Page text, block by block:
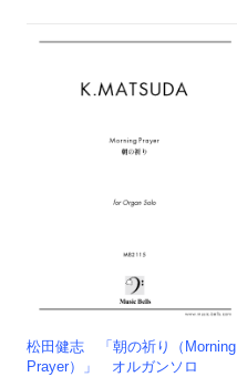
松田健志 「朝の祈り（Morning
Prayer）」 オルガンソロ